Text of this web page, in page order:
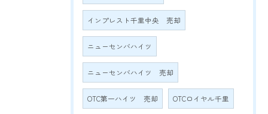
インプレスト千里中央 売却
ニューセンバハイツ
ニューセンバハイツ 売却
OTC第一ハイツ 売却 OTCロイヤル千里